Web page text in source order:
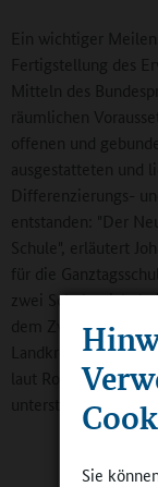
Sie
Ein wichtiger
Fertigstellung des
Mitteln des
räumlichen
offenen und
ausgestatteten und
Differenzierungs-
entstanden: "Der
Schule", erläutert
für die
zwei
dem Zweckverband
Landkreis München
laut Robl übrigens
unterstützend und